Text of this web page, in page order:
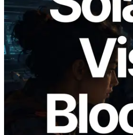
2026.05.24
Validators Solutions ra
Analyzer — Trực quan
block và validator phụ
slot
Đọc bài viết này